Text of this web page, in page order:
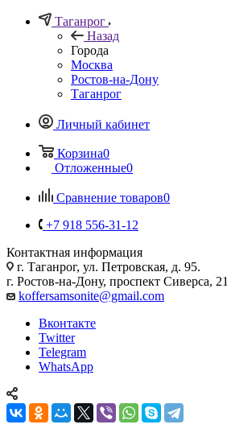
Таганрог
Назад
Города
Москва
Ростов-на-Дону
Таганрог
Личный кабинет
Корзина0
Отложенные0
Сравнение товаров0
+7 918 556-31-12
Контактная информация
г. Таганрог, ул. Петровская, д. 95.
г. Ростов-на-Дону, проспект Сиверса, 21
koffersamsonite@gmail.com
Вконтакте
Twitter
Telegram
WhatsApp